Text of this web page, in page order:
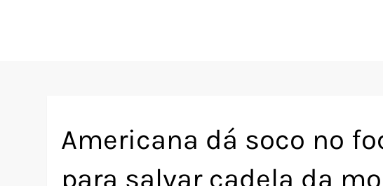
Americana dá soco no
para salvar cadela da